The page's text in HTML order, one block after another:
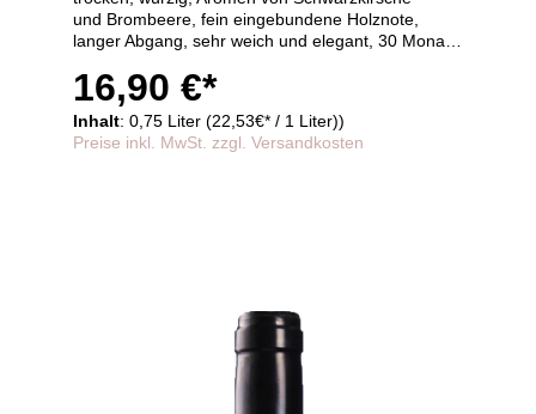
und Brombeere, fein eingebundene Holznote,
langer Abgang, sehr weich und elegant, 30 Monate
16,90 €*
Inhalt: 0,75 Liter (22,53€* / 1 Liter))
Preise inkl. MwSt. zzgl. Versandkosten